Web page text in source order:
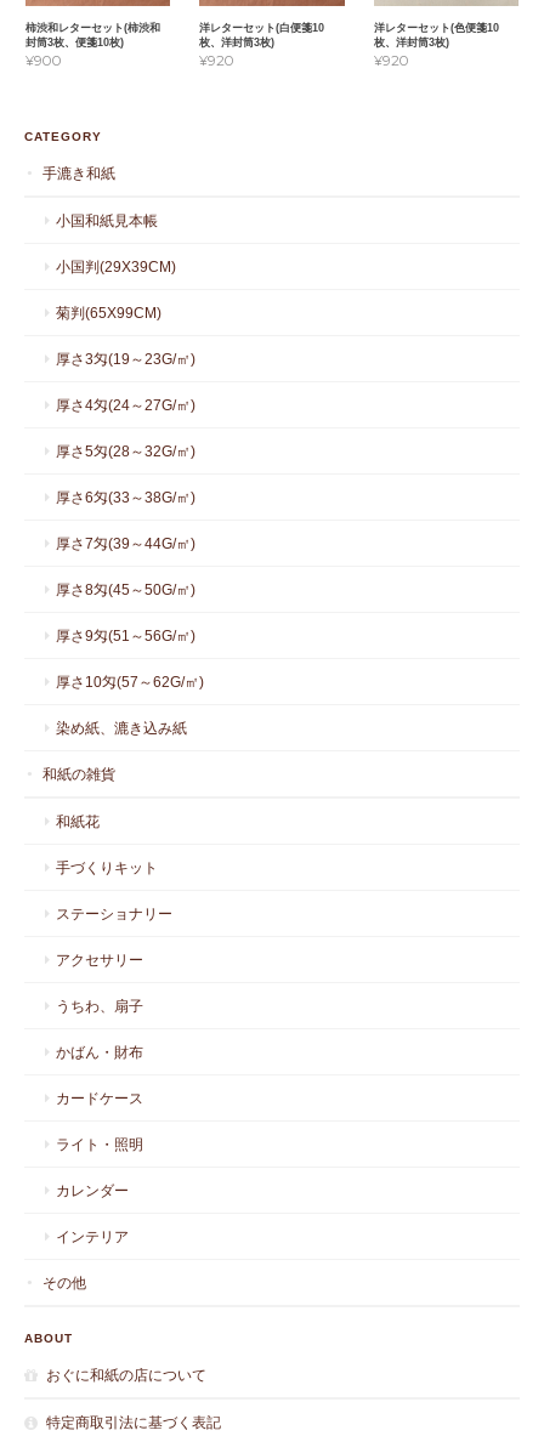
柿渋和レターセット(柿渋和
封筒3枚、便箋10枚)
¥900
洋レターセット(白便箋10
枚、洋封筒3枚)
¥920
洋レターセット(色便箋10
枚、洋封筒3枚)
¥920
CATEGORY
手漉き和紙
小国和紙見本帳
小国判(29X39CM)
菊判(65X99CM)
厚さ3匁(19～23G/㎡)
厚さ4匁(24～27G/㎡)
厚さ5匁(28～32G/㎡)
厚さ6匁(33～38G/㎡)
厚さ7匁(39～44G/㎡)
厚さ8匁(45～50G/㎡)
厚さ9匁(51～56G/㎡)
厚さ10匁(57～62G/㎡)
染め紙、漉き込み紙
和紙の雑貨
和紙花
手づくりキット
ステーショナリー
アクセサリー
うちわ、扇子
かばん・財布
カードケース
ライト・照明
カレンダー
インテリア
その他
ABOUT
おぐに和紙の店について
特定商取引法に基づく表記